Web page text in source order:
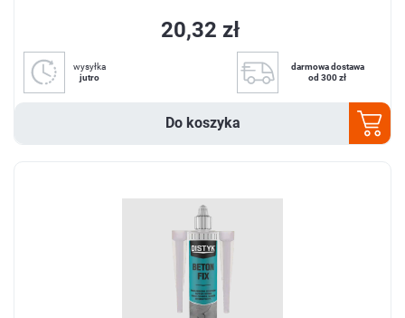
20,32 zł
wysyłka
jutro
darmowa dostawa
od 300 zł
Do koszyka